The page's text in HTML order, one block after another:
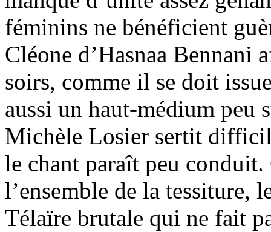
féminins ne bénéficient
Cléone d’Hasnaa Bennani
soirs, comme il se doit
aussi un haut-médium
Michèle Losier sertit
le chant paraît peu
l’ensemble de la tessiture,
Télaïre brutale qui ne fait